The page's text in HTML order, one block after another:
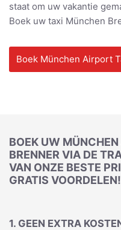
staat om uw vakantie
Boek uw taxi München
Boek München Airport
BOEK UW
BRENNER VIA DE
VAN ONZE BESTE
GRATIS VOORDELEN!
1. GEEN EXTRA